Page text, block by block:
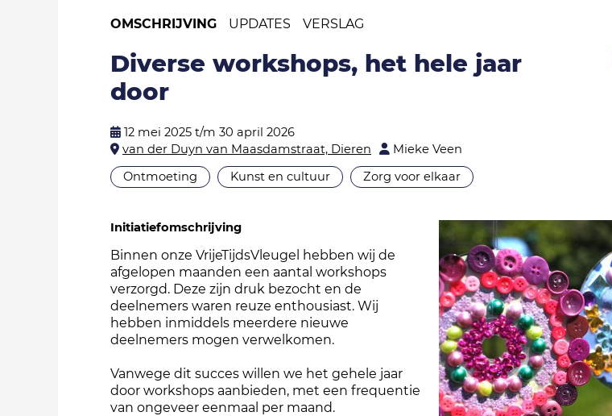
OMSCHRIJVING UPDATES VERSLAG
Diverse workshops, het hele jaar
door
12 mei 2025 t/m 30 april 2026
van der Duyn van Maasdamstraat, Dieren
Mieke Veen
Ontmoeting
Kunst en cultuur Zorg voor elkaar
Initiatiefomschrijving
Binnen onze VrijeTijdsVleugel hebben wij de
afgelopen maanden een aantal workshops
verzorgd. Deze zijn druk bezocht en de
deelnemers waren reuze enthousiast. Wij
hebben inmiddels meerdere nieuwe
deelnemers mogen verwelkomen.
Vanwege dit succes willen we het gehele jaar
door workshops aanbieden, met een frequentie
van ongeveer eenmaal per maand.